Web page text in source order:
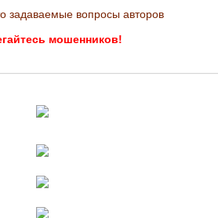
задаваемые вопросы авторов
мошенников!